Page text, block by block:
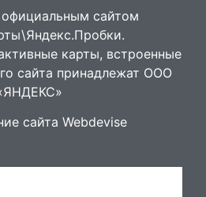
официальным сайтом
карты, встроенные
сайта принадлежат ООО
сайта Webdevise